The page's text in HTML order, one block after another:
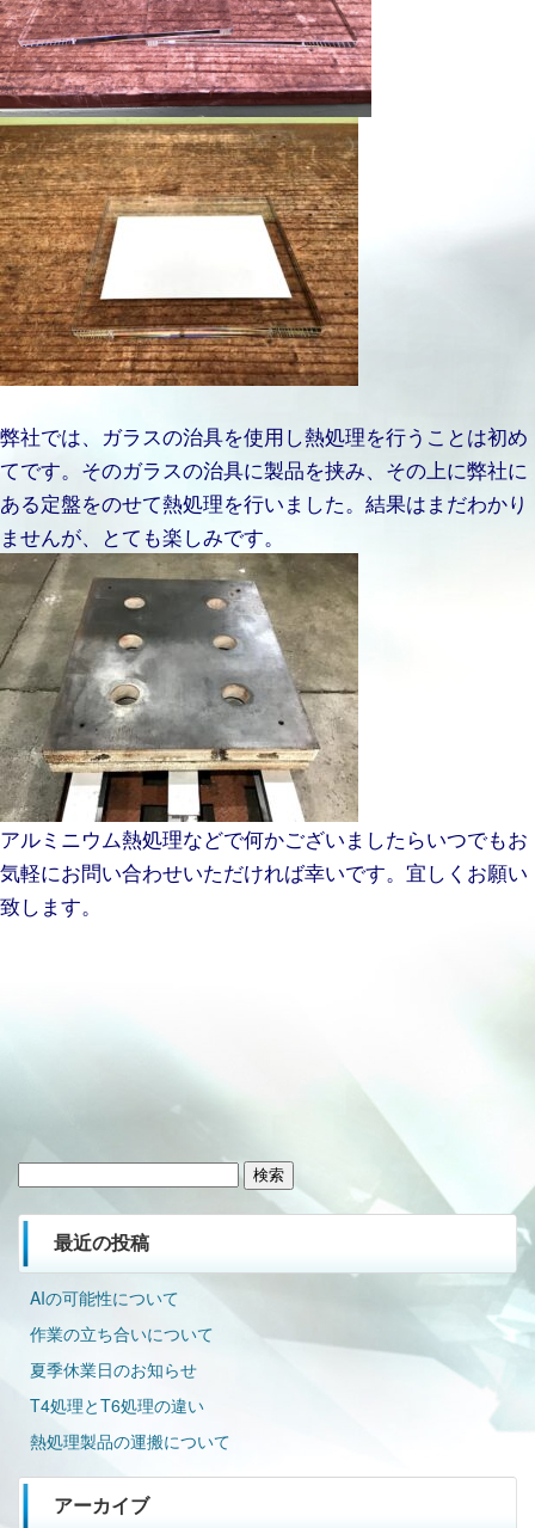
弊社では、ガラスの治具を使用し熱処理を行うことは初め
てです。そのガラスの治具に製品を挟み、その上に弊社に
ある定盤をのせて熱処理を行いました。結果はまだわかり
ませんが、とても楽しみです。
アルミニウム熱処理などで何かございましたらいつでもお
気軽にお問い合わせいただければ幸いです。宜しくお願い
致します。
最近の投稿
AIの可能性について
作業の立ち合いについて
夏季休業日のお知らせ
T4処理とT6処理の違い
熱処理製品の運搬について
アーカイブ